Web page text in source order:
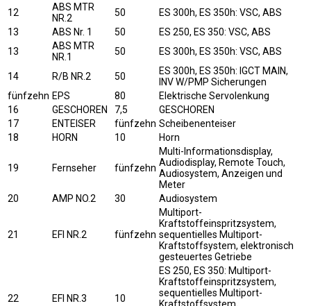
12
ABS MTR
NR.2
50
ES 300h, ES 350h: VSC, ABS
13
ABS Nr. 1 50
ES 250, ES 350: VSC, ABS
13
ABS MTR
NR.1
50 ES 300h, ES 350h: VSC, ABS
14 R/B NR.2 50
ES 300h, ES 350h: IGCT MAIN,
INV W/PMP Sicherungen
fünfzehn EPS 80
Elektrische Servolenkung
16
GESCHOREN 7,5
GESCHOREN
17
ENTEISER fünfzehn Scheibenenteiser
18
HORN 10 Horn
19 Fernseher fünfzehn
Multi-Informationsdisplay,
Audiodisplay, Remote Touch,
Audiosystem, Anzeigen und
Meter
20
AMP NO.2 30 Audiosystem
21 EFI NR.2 fünfzehn
Multiport-
Kraftstoffeinspritzsystem,
sequentielles Multiport-
Kraftstoffsystem, elektronisch
gesteuertes Getriebe
22 EFI NR.3 10
ES 250, ES 350: Multiport-
Kraftstoffeinspritzsystem,
sequentielles Multiport-